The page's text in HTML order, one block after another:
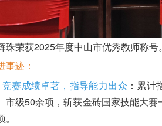
珠荣获2025年度中山市优秀教师称号
事迹：
竞赛成绩卓著，指导能力出众 ：累
市级50余项，斩获金砖国家技能大
。